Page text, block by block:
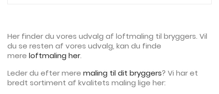
Her finder du vores udvalg af loftmaling til bryggers. Vil
du se resten af vores udvalg, kan du finde
mere loftmaling her.
Leder du efter mere maling til dit bryggers? Vi har et
bredt sortiment af kvalitets maling lige her: